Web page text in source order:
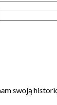
swoją